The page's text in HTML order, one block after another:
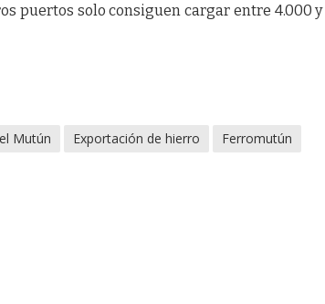
puertos solo consiguen cargar entre 4.000 y
Mutún Exportación de hierro
Ferromutún